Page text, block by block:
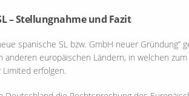
– Stellungnahme und Fazit
spanische SL bzw. GmbH neuer
anderen europäischen Ländern, in welchen
erfolgen.